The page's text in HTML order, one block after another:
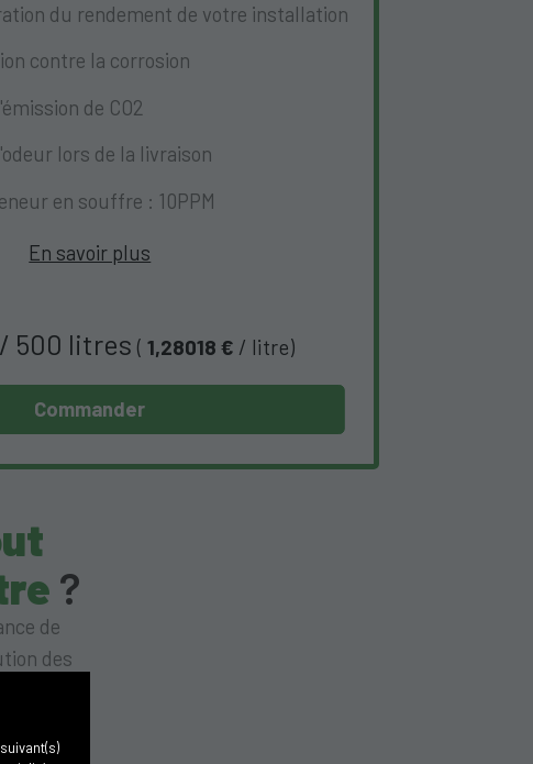
du rendement de votre installation
contre la corrosion
de CO2
lors de la livraison
en souffre : 10PPM
En savoir plus
/ 500 litres ( 1,28018 € / litre)
Commander
?
de
des